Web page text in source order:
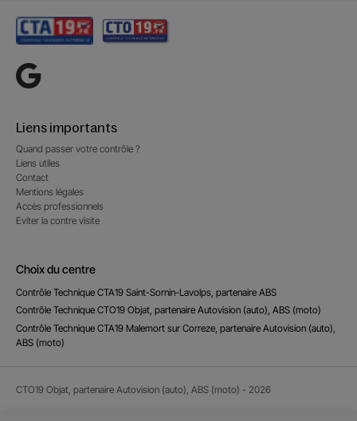
Liens importants
Quand passer votre contrôle ?
Liens utiles
Contact
Mentions légales
Accès professionnels
Eviter la contre visite
Choix du centre
Contrôle Technique CTA19 Saint-Sornin-Lavolps, partenaire ABS
Contrôle Technique CTO19 Objat, partenaire Autovision (auto), ABS (moto)
Contrôle Technique CTA19 Malemort sur Correze, partenaire Autovision (auto),
ABS (moto)
CTO19 Objat, partenaire Autovision (auto), ABS (moto) - 2026